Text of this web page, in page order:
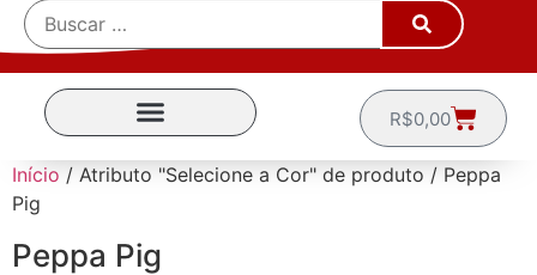
R$0,00
Início / Atributo "Selecione a Cor" de produto / Peppa
Pig
Peppa Pig